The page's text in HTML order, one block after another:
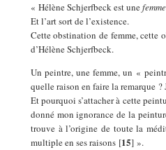
« Hélène Schjerfbeck est unefemme
Et l’art sort de l’existence.
Cette obstination de femme, cette
d’Hélène Schjerfbeck.
Un peintre, une femme, un «
quelle raison en faire la remarque
Et pourquoi s’attacher à cette
donné mon ignorance de la
trouve à l’origine de toute la
multiple en ses raisons[15]».